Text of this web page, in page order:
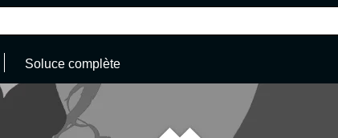
Soluce complète